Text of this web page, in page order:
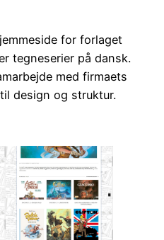
for forlaget
tegneserier på dansk.
med firmaets
design og struktur.